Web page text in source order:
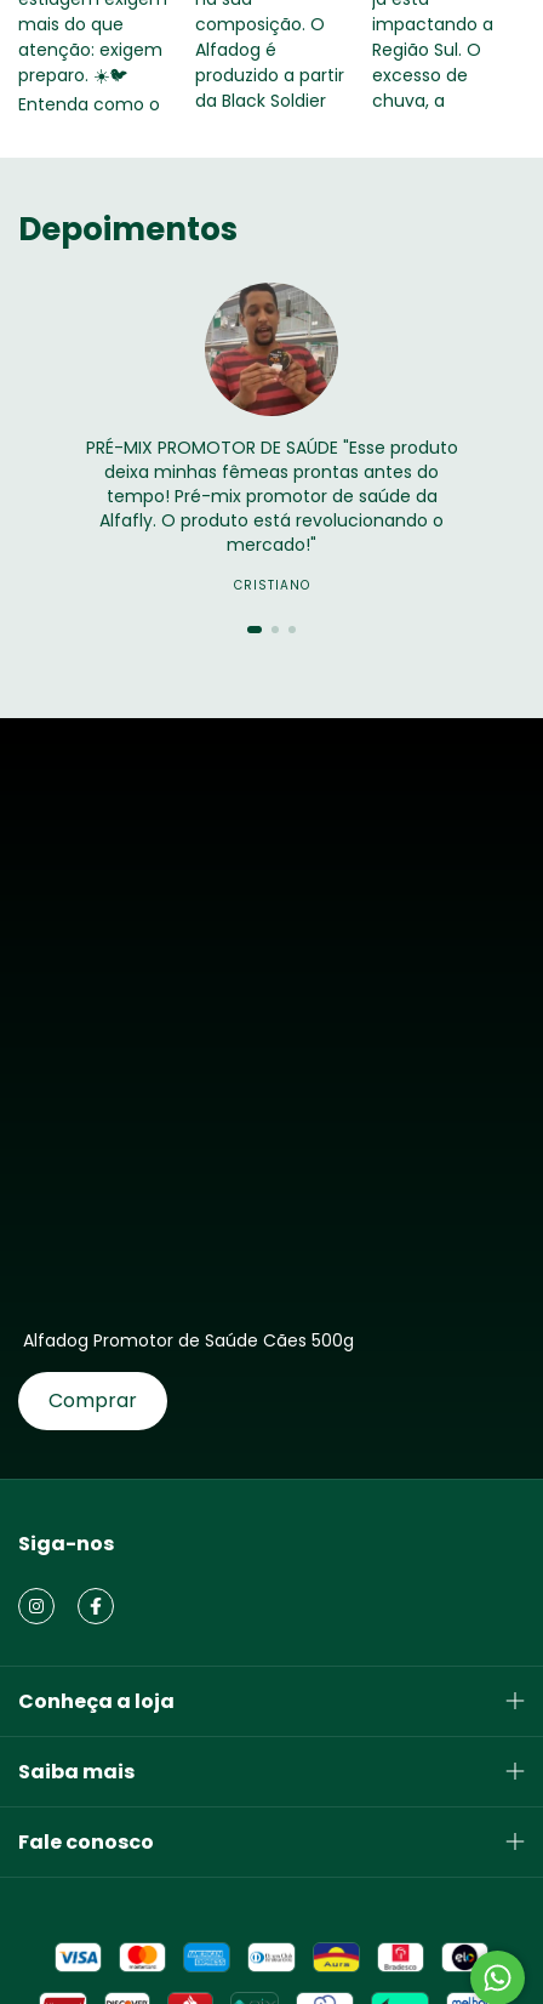
Depoimentos
PRÉ-MIX PROMOTOR DE SAÚDE "Esse produto
deixa minhas fêmeas prontas antes do
tempo! Pré-mix promotor de saúde da
Alfafly. O produto está revolucionando o
mercado!"
CRISTIANO
Alfadog Promotor de Saúde Cães 500g
Comprar
Siga-nos
Conheça a loja
Saiba mais
Fale conosco